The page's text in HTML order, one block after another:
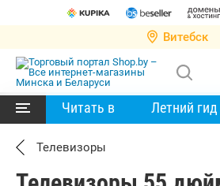
Витебск
Читать в Летний гид
Телевизоры